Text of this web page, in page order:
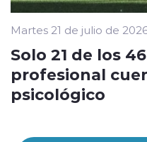
Martes 21 de julio de
Solo 21 de los
profesional
psicológico